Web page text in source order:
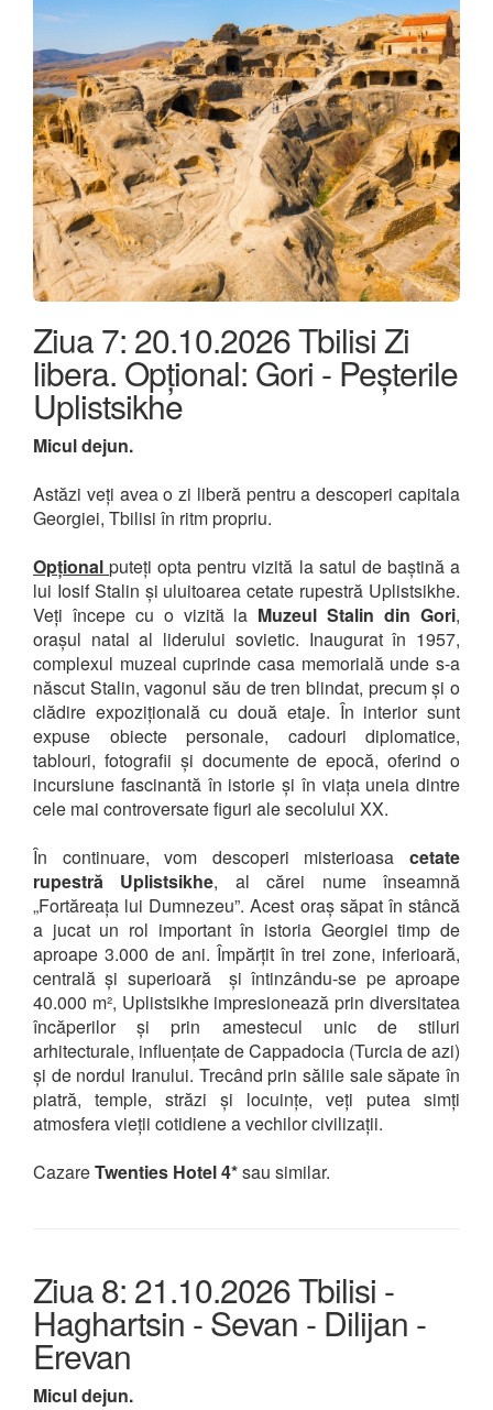
Ziua 7: 20.10.2026 Tbilisi Zi
libera. Opțional: Gori - Peșterile
Uplistsikhe
Micul dejun.
Astăzi veți avea o zi liberă pentru a descoperi capitala
Georgiei, Tbilisi în ritm propriu.
Opționalputeți opta pentru vizită la satul de baștină a
lui Iosif Stalin și uluitoarea cetate rupestră Uplistsikhe.
Veți începe cu o vizită la Muzeul Stalin din Gori,
orașul natal al liderului sovietic. Inaugurat în 1957,
complexul muzeal cuprinde casa memorială unde s-a
născut Stalin, vagonul său de tren blindat, precum și o
clădire expozițională cu două etaje. În interior sunt
expuse obiecte personale, cadouri diplomatice,
tablouri, fotografii și documente de epocă, oferind o
incursiune fascinantă în istorie și în viața uneia dintre
cele mai controversate figuri ale secolului XX.
În continuare, vom descoperi misterioasa cetate
rupestră Uplistsikhe, al cărei nume înseamnă
„Fortăreața lui Dumnezeu”. Acest oraș săpat în stâncă
a jucat un rol important în istoria Georgiei timp de
aproape 3.000 de ani. Împărțit în trei zone, inferioară,
centrală și superioară și întinzându-se pe aproape
40.000 m², Uplistsikhe impresionează prin diversitatea
încăperilor și prin amestecul unic de stiluri
arhitecturale, influențate de Cappadocia (Turcia de azi)
și de nordul Iranului. Trecând prin sălile sale săpate în
piatră, temple, străzi și locuințe, veți putea simți
atmosfera vieții cotidiene a vechilor civilizații.
CazareTwenties Hotel 4*sau similar.
Ziua 8: 21.10.2026 Tbilisi -
Haghartsin - Sevan - Dilijan -
Erevan
Micul dejun.